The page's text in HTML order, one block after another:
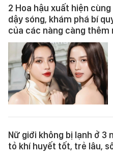
2 Hoa hậu xuất hiện
dậy sóng, khám phá bí
của các nàng càng thêm
Nữ giới không bị lạnh ở
tỏ khí huyết tốt, trẻ lâu,